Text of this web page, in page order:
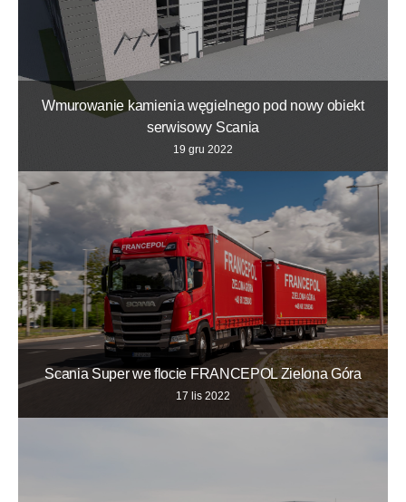
Wmurowanie kamienia węgielnego pod nowy obiekt
serwisowy Scania
19 gru 2022
Scania Super we flocie FRANCEPOL Zielona Góra
17 lis 2022